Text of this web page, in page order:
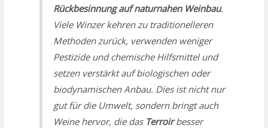
Rückbesinnung auf naturnahen Weinbau.
Viele Winzer kehren zu traditionelleren
Methoden zurück, verwenden weniger
Pestizide und chemische Hilfsmittel und
setzen verstärkt auf biologischen oder
biodynamischen Anbau. Dies ist nicht nur
gut für die Umwelt, sondern bringt auch
Weine hervor, die das Terroirbesser